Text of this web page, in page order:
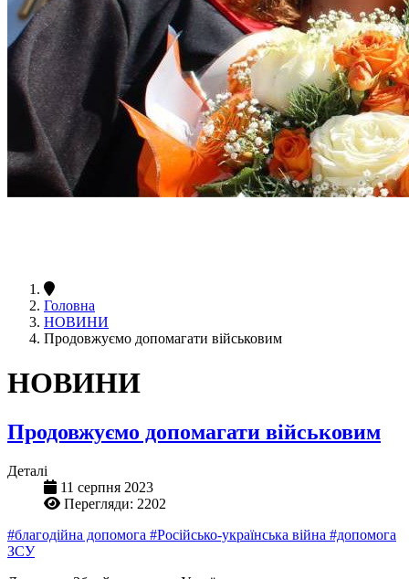
Головна
НОВИНИ
Продовжуємо допомагати військовим
НОВИНИ
Продовжуємо допомагати військовим
Деталі
11 серпня 2023
Перегляди: 2202
#благодійна допомога #Російсько-українська війна #допомога
ЗСУ